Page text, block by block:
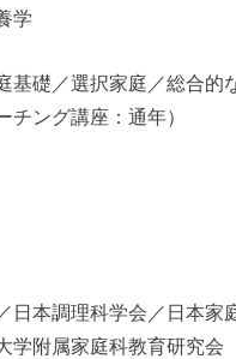
学
基礎／選択家庭／総合的
チング講座：通年）
日本調理科学会／日本家
学附属家庭科教育研究会